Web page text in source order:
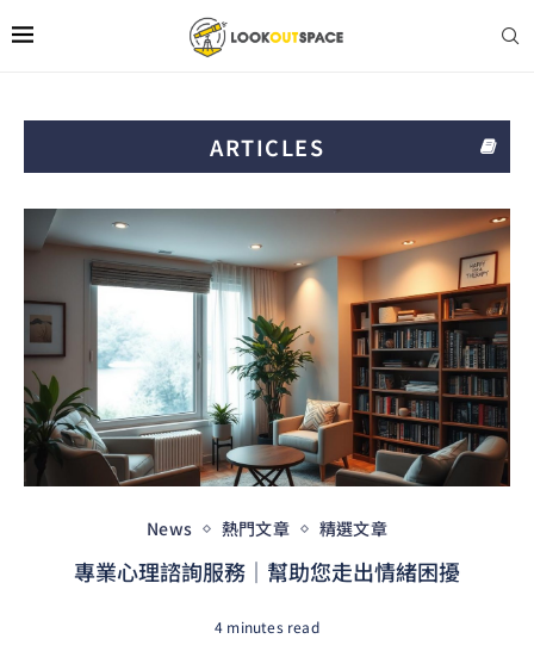
ARTICLES
News 熱門文章 精選文章
專業心理諮詢服務｜幫助您走出情緒困擾
4 minutes read